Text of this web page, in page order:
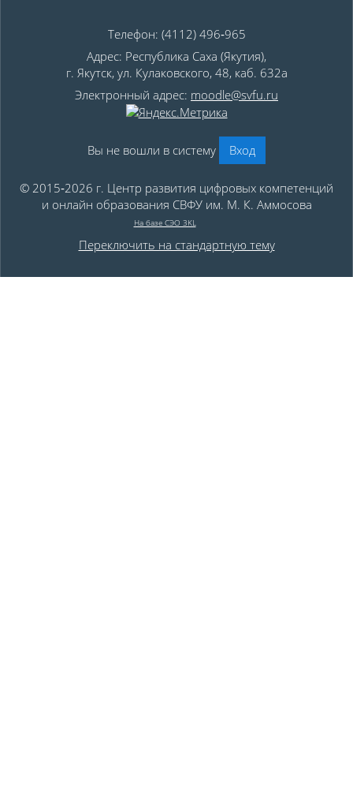
Телефон: (4112) 496‑965
Адрес: Республика Саха (Якутия),
г. Якутск, ул. Кулаковского, 48, каб. 632а
Электронный адрес: moodle@svfu.ru
Вы не вошли в систему Вход
© 2015‑2026 г. Центр развития цифровых компетенций
и онлайн образования СВФУ им. М. К. Аммосова
На базе СЭО 3KL
Переключить на стандартную тему